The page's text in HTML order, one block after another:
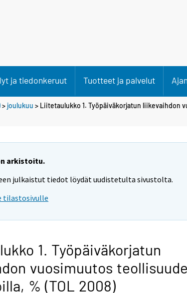
ja tiedonkeruut Tuotteet ja palvelut
> joulukuu > Liitetaulukko 1. Työpäiväkorjatun liikevaihdon
arkistoitu.
julkaistut tiedot löydät uudistetulta sivustolta.
tilastosivulle
1. Työpäiväkorjatun
vuosimuutos
% (TOL 2008)